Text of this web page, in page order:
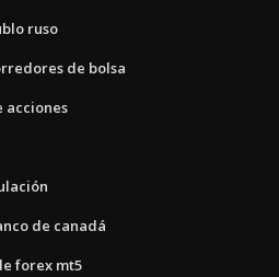
ruso
de bolsa
acciones
de canadá
forex mt5